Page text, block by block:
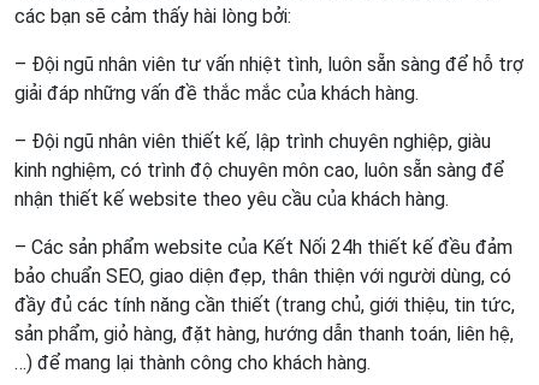
các bạn sẽ cảm thấy hài lòng bởi:
– Đội ngũ nhân viên tư vấn nhiệt tình, luôn sẵn sàng để hỗ trợ
giải đáp những vấn đề thắc mắc của khách hàng.
– Đội ngũ nhân viên thiết kế, lập trình chuyên nghiệp, giàu
kinh nghiệm, có trình độ chuyên môn cao, luôn sẵn sàng để
nhận thiết kế website theo yêu cầu của khách hàng.
– Các sản phẩm website của Kết Nối 24h thiết kế đều đảm
bảo chuẩn SEO, giao diện đẹp, thân thiện với người dùng, có
đầy đủ các tính năng cần thiết (trang chủ, giới thiệu, tin tức,
sản phẩm, giỏ hàng, đặt hàng, hướng dẫn thanh toán, liên hệ,
…) để mang lại thành công cho khách hàng.